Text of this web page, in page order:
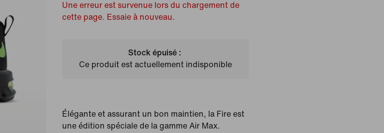
Une erreur est survenue lors du chargement de
cette page. Essaie à nouveau.
Stock épuisé :
Ce produit est actuellement indisponible
Élégante et assurant un bon maintien, la Fire est
une édition spéciale de la gamme Air Max.